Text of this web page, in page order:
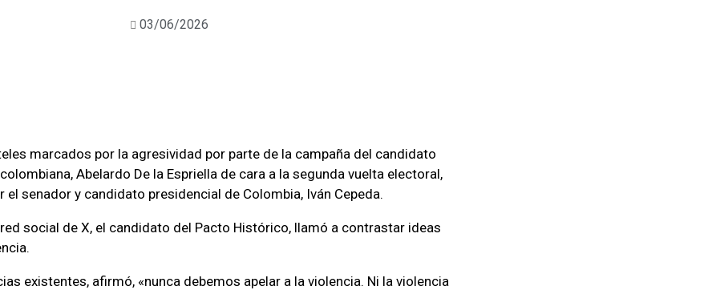
03/06/2026
marcados por la agresividad por parte de la campaña del candidato
Abelardo De la Espriella de cara a la segunda vuelta electoral,
el senador y candidato presidencial de Colombia, Iván Cepeda.
social de X, el candidato del Pacto Histórico, llamó a contrastar ideas
existentes, afirmó, «nunca debemos apelar a la violencia. Ni la violencia